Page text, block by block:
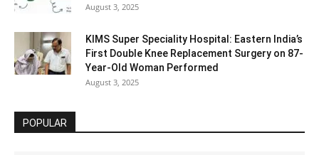
August 3, 2025
KIMS Super Speciality Hospital: Eastern India’s
First Double Knee Replacement Surgery on 87-
Year-Old Woman Performed
August 3, 2025
POPULAR